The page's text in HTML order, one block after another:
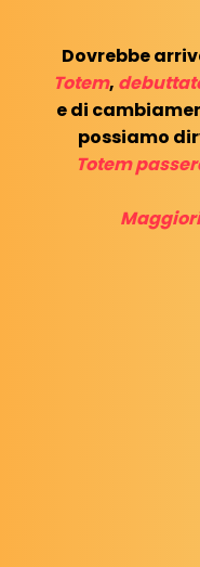
Dovrebbe
Totem,
e di
possiamo
Totem